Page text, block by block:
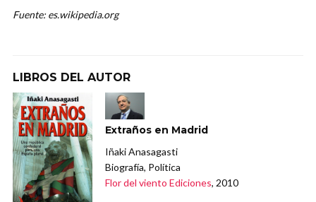
Fuente: es.wikipedia.org
LIBROS DEL AUTOR
Extraños en Madrid
Iñaki Anasagasti
Biografía, Política
Flor del viento Ediciones, 2010